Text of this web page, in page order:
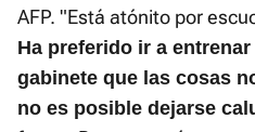
AFP. "Está atónito por
Ha preferido ir a
gabinete que las cosas
no es posible dejarse